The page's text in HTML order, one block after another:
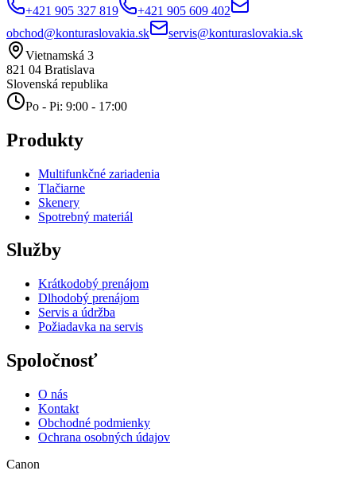
+421 905 327 819
+421 905 609 402
obchod@konturaslovakia.sk
servis@konturaslovakia.sk
Vietnamská 3
821 04 Bratislava
Slovenská republika
Po - Pi: 9:00 - 17:00
Produkty
Multifunkčné zariadenia
Tlačiarne
Skenery
Spotrebný materiál
Služby
Krátkodobý prenájom
Dlhodobý prenájom
Servis a údržba
Požiadavka na servis
Spoločnosť
O nás
Kontakt
Obchodné podmienky
Ochrana osobných údajov
Canon